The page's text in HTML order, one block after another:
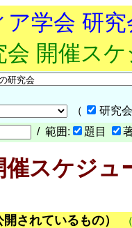
ア学会 研
会 開催ス
（
研究
/ 範囲: 題目
スケジュ
されているもの）